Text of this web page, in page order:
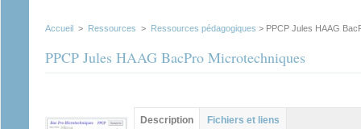
Accueil > Ressources > Ressources pédagogiques > PPCP Jules HAAG
PPCP Jules HAAG BacPro Microtechniques
Contenu principal
Description (onglet
Fichiers et liens